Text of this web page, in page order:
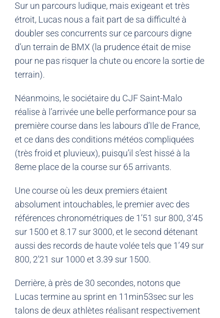
Sur un parcours ludique, mais exigeant et très
étroit, Lucas nous a fait part de sa difficulté à
doubler ses concurrents sur ce parcours digne
d’un terrain de BMX (la prudence était de mise
pour ne pas risquer la chute ou encore la sortie de
terrain).
Néanmoins, le sociétaire du CJF Saint-Malo
réalise à l’arrivée une belle performance pour sa
première course dans les labours d’Ile de France,
et ce dans des conditions météos compliquées
(très froid et pluvieux), puisqu’il s’est hissé à la
8eme place de la course sur 65 arrivants.
Une course où les deux premiers étaient
absolument intouchables, le premier avec des
références chronométriques de 1’51 sur 800, 3’45
sur 1500 et 8.17 sur 3000, et le second détenant
aussi des records de haute volée tels que 1’49 sur
800, 2’21 sur 1000 et 3.39 sur 1500.
Derrière, à près de 30 secondes, notons que
Lucas termine au sprint en 11min53sec sur les
talons de deux athlètes réalisant respectivement